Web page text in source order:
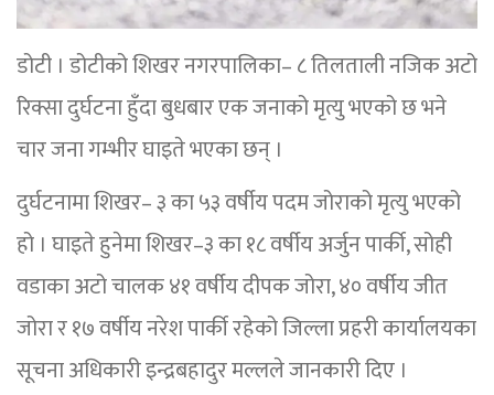
डोटी । डोटीको शिखर नगरपालिका– ८ तिलताली नजिक अटो
रिक्सा दुर्घटना हुँदा बुधबार एक जनाको मृत्यु भएको छ भने
चार जना गम्भीर घाइते भएका छन् ।
दुर्घटनामा शिखर– ३ का ५३ वर्षीय पदम जोराको मृत्यु भएको
हो । घाइते हुनेमा शिखर–३ का १८ वर्षीय अर्जुन पार्की, सोही
वडाका अटो चालक ४१ वर्षीय दीपक जोरा, ४० वर्षीय जीत
जोरा र १७ वर्षीय नरेश पार्की रहेको जिल्ला प्रहरी कार्यालयका
सूचना अधिकारी इन्द्रबहादुर मल्लले जानकारी दिए ।